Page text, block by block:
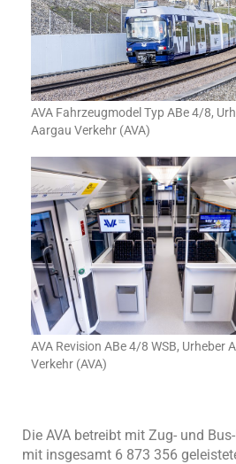
AVA Fahrzeugmodel Typ ABe 4/8,
Aargau Verkehr (AVA)
AVA Revision ABe 4/8 WSB, Urheber
Verkehr (AVA)
Die AVA betreibt mit Zug- und
mit insgesamt 6 873 356